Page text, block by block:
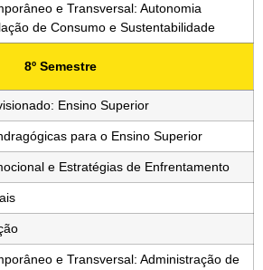
e Transversal: Autonomia
de Consumo e Sustentabilidade
8º Semestre
Ensino Superior
para o Ensino Superior
e Estratégias de Enfrentamento
e Transversal: Administração de